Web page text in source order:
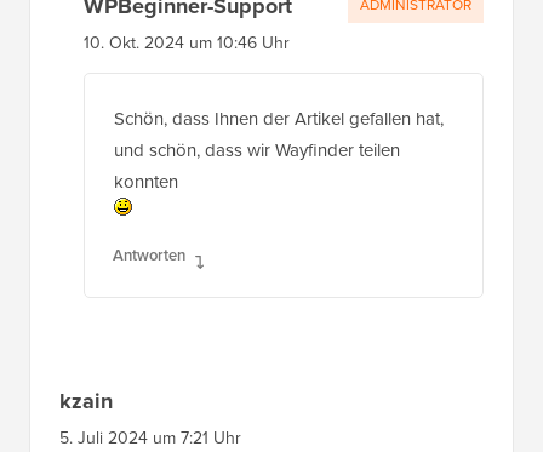
WPBeginner-Support
10. Okt. 2024 um 10:46 Uhr
Schön, dass Ihnen der Artikel gefallen hat,
und schön, dass wir Wayfinder teilen
konnten
Antworten
ADMINISTRATOR
kzain
5. Juli 2024 um 7:21 Uhr